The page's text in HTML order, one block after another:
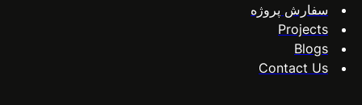
سفارش پروژه
Projects
Blogs
Contact Us